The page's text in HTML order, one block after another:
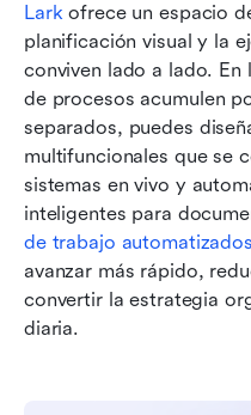
Lark ofrece un espacio
planificación visual y la
conviven lado a lado. En
de procesos acumulen
separados, puedes
multifuncionales que se
sistemas en vivo y
inteligentes para
de trabajo automatizados
avanzar más rápido,
convertir la estrategia
diaria.